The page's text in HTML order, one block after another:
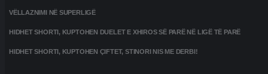
VËLLAZNIMI NË SUPERLIGË
HIDHET SHORTI, KUPTOHEN DUELET E XHIROS SË PARË NË LIGË TË PARË
HIDHET SHORTI, KUPTOHEN ÇIFTET, STINORI NIS ME DERBI!